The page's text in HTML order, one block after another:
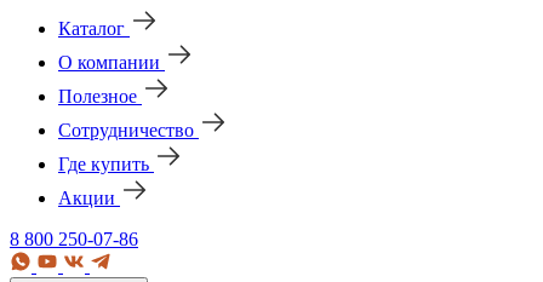
Каталог
О компании
Полезное
Сотрудничество
Где купить
Акции
8 800 250-07-86